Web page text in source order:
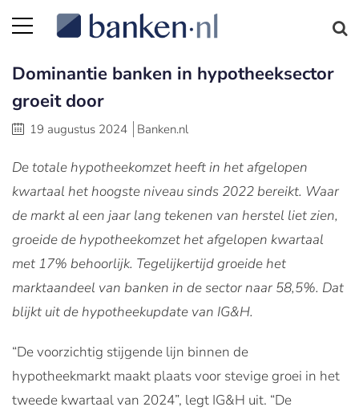
Dominantie banken in hypotheeksector
groeit door
19 augustus 2024 Banken.nl
De totale hypotheekomzet heeft in het afgelopen
kwartaal het hoogste niveau sinds 2022 bereikt. Waar
de markt al een jaar lang tekenen van herstel liet zien,
groeide de hypotheekomzet het afgelopen kwartaal
met 17% behoorlijk. Tegelijkertijd groeide het
marktaandeel van banken in de sector naar 58,5%. Dat
blijkt uit de hypotheekupdate van IG&H.
“De voorzichtig stijgende lijn binnen de
hypotheekmarkt maakt plaats voor stevige groei in het
tweede kwartaal van 2024”, legt IG&H uit. “De